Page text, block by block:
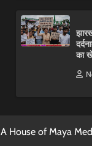
का
A House of Maya